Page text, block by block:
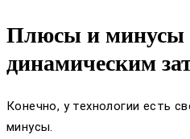
Плюсы и минусы
динамическим
Конечно, у технологии есть
минусы.